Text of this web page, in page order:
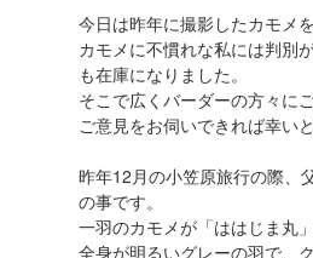
今日は昨年に撮影したカモメ
カモメに不慣れな私には判別
も在庫になりました。
そこで広くバーダーの方々に
ご意見をお伺いできれば幸い
昨年12月の小笠原旅行の際、
の事です。
一羽のカモメが「ははじま丸
全身が明るいグレーの羽で、